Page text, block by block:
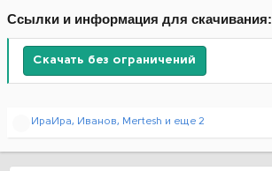
Ссылки и информация для скачивания:
Скачать без ограничений
РИраИра, Иванов, Mertesh и еще 2